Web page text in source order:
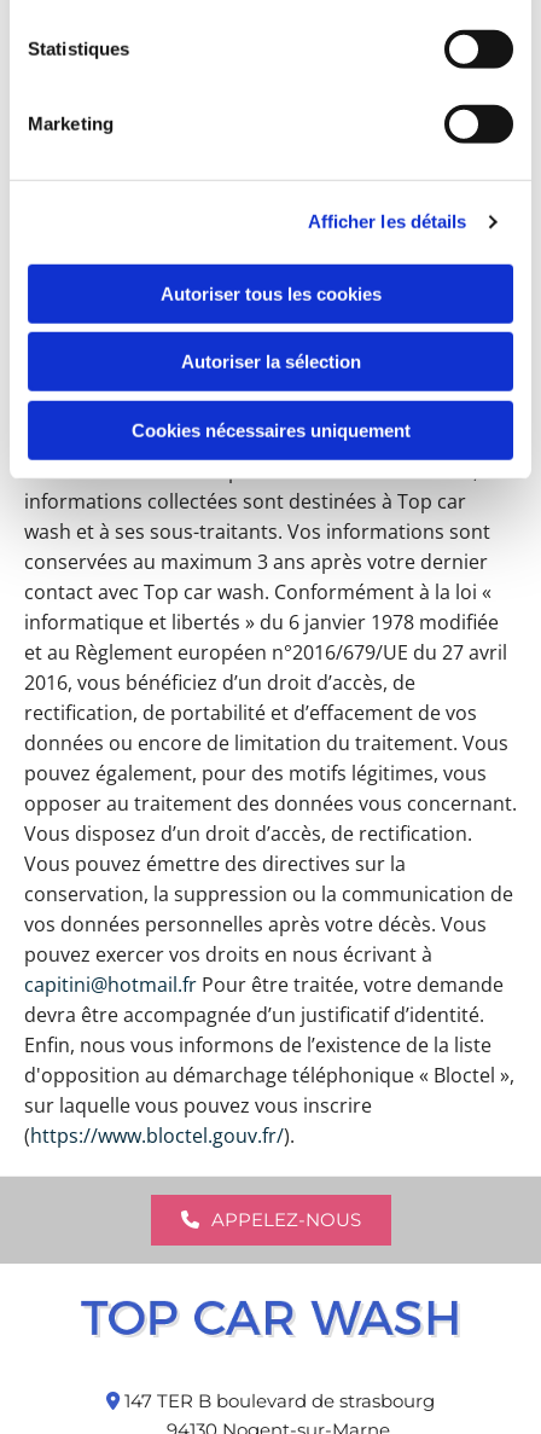
Statistiques
Marketing
Afficher les détails
Autoriser tous les cookies
Autoriser la sélection
Cookies nécessaires uniquement
RARE !!!
POLITIQUE DE
CONFIDENTIALITÉ
sont traitées par Top car wash. Les informations
collectées ne seront utilisées que dans la mesure où
informations collectées sont destinées à Top car
wash et à ses sous-traitants. Vos informations sont
conservées au maximum 3 ans après votre dernier
contact avec Top car wash. Conformément à la loi «
informatique et libertés » du 6 janvier 1978 modifiée
et au Règlement européen n°2016/679/UE du 27 avril
2016, vous bénéficiez d’un droit d’accès, de
rectification, de portabilité et d’effacement de vos
données ou encore de limitation du traitement. Vous
pouvez également, pour des motifs légitimes, vous
opposer au traitement des données vous concernant.
Vous disposez d’un droit d’accès, de rectification.
Vous pouvez émettre des directives sur la
conservation, la suppression ou la communication de
vos données personnelles après votre décès. Vous
pouvez exercer vos droits en nous écrivant à
capitini@hotmail.fr Pour être traitée, votre demande
devra être accompagnée d’un justificatif d’identité.
Enfin, nous vous informons de l’existence de la liste
d'opposition au démarchage téléphonique « Bloctel »,
sur laquelle vous pouvez vous inscrire
(https://www.bloctel.gouv.fr/).
APPELEZ-NOUS
147 TER B boulevard de strasbourg